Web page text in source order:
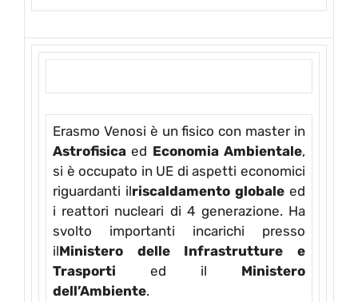
Erasmo Venosi è un fisico con master in
Astrofisica ed Economia Ambientale,
si è occupato in UE di aspetti economici
riguardanti ilriscaldamento globale ed
i reattori nucleari di 4 generazione. Ha
svolto importanti incarichi presso
ilMinistero delle Infrastrutture e
Trasporti ed il Ministero
dell’Ambiente.